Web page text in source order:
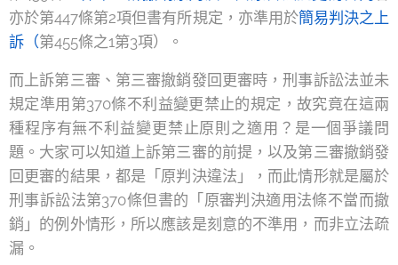
亦於第447條第2項但書有所規定，亦準用於簡易判決之上
訴（第455條之1第3項）。
而上訴第三審、第三審撤銷發回更審時，刑事訴訟法並未
規定準用第370條不利益變更禁止的規定，故究竟在這兩
種程序有無不利益變更禁止原則之適用？是一個爭議問
題。大家可以知道上訴第三審的前提，以及第三審撤銷發
回更審的結果，都是「原判決違法」，而此情形就是屬於
刑事訴訟法第370條但書的「原審判決適用法條不當而撤
銷」的例外情形，所以應該是刻意的不準用，而非立法疏
漏。